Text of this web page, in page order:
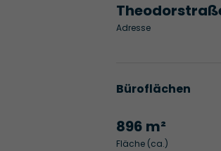
Adresse
Büroflächen
896 m²
Fläche (ca.)